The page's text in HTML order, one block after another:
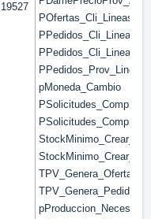
19527
PPedidos_Cli_Lineas_I
pMoneda_Cambio